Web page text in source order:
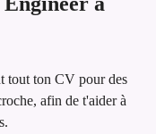
tout ton CV pour des
afin de t'aider à